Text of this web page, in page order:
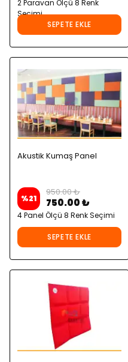
2 Paravan Ölçü 8 Renk
Seçimi
SEPETE EKLE
Akustik Kumaş Panel
%21
950.00 ₺
750.00 ₺
4 Panel Ölçü 8 Renk Seçimi
SEPETE EKLE